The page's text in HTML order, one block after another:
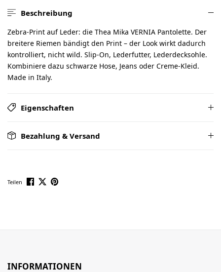
Beschreibung
Zebra-Print auf Leder: die Thea Mika VERNIA Pantolette. Der
breitere Riemen bändigt den Print – der Look wirkt dadurch
kontrolliert, nicht wild. Slip-On, Lederfutter, Lederdecksohle.
Kombiniere dazu schwarze Hose, Jeans oder Creme-Kleid.
Made in Italy.
Eigenschaften
Bezahlung & Versand
Teilen
INFORMATIONEN